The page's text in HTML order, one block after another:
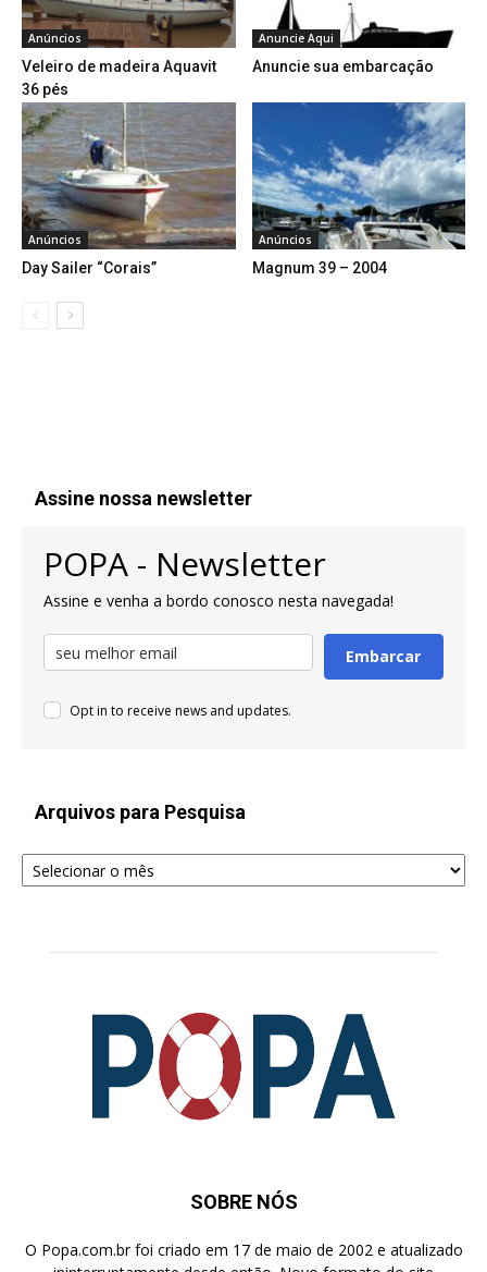
Anúncios
Veleiro de madeira Aquavit
36 pés
Anuncie Aqui
Anuncie sua embarcação
Anúncios
Day Sailer “Corais”
Anúncios
Magnum 39 – 2004
Assine nossa newsletter
POPA - Newsletter
Assine e venha a bordo conosco nesta navegada!
Embarcar
Opt in to receive news and updates.
Arquivos para Pesquisa
Arquivos
para
SOBRE NÓS
O Popa.com.br foi criado em 17 de maio de 2002 e atualizado